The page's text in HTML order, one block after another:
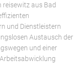
reisewitz aus Bad
und Dienstleistern
Austausch der
und einer